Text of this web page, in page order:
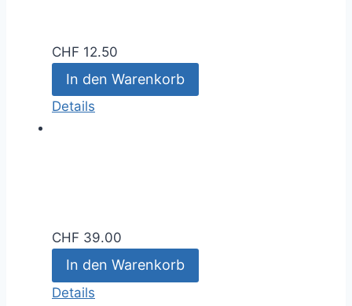
CHF 12.50
In den Warenkorb
Details
CHF 39.00
In den Warenkorb
Details